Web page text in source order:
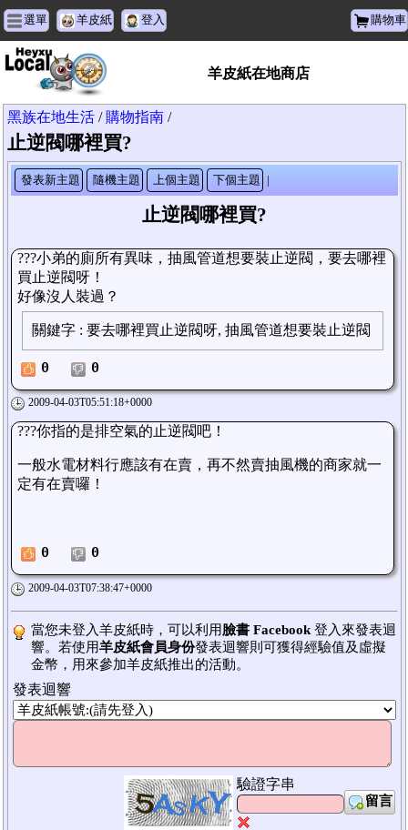
選單 羊皮紙 登入 購物車
羊皮紙在地商店
黑族在地生活 / 購物指南 /
止逆閥哪裡買?
發表新主題 隨機主題 上個主題 下個主題 |
止逆閥哪裡買?
???小弟的廁所有異味，抽風管道想要裝止逆閥， 要去哪裡
買止逆閥呀！
好像沒人裝過？
關鍵字 : 要去哪裡買止逆閥呀, 抽風管道想要裝止逆閥
0 0
2009-04-03T05:51:18+0000
???你指的是排空氣的止逆閥吧！
一般水電材料行應該有在賣，再不然賣抽風機的商家就一
定有在賣囉！
0 0
2009-04-03T07:38:47+0000
當您未登入羊皮紙時，可以利用臉書 Facebook 登入來發表迴
響。若使用羊皮紙會員身份發表迴響則可獲得經驗值及虛擬
金幣，用來參加羊皮紙推出的活動。
發表迴響
驗證字串
留言